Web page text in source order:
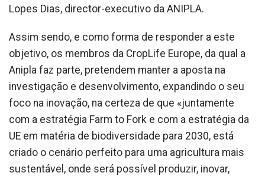
Lopes Dias, director-executivo da ANIPLA.
Assim sendo, e como forma de responder a este
objetivo, os membros da CropLife Europe, da qual a
Anipla faz parte, pretendem manter a aposta na
investigação e desenvolvimento, expandindo o seu
foco na inovação, na certeza de que «juntamente
com a estratégia Farm to Fork e com a estratégia da
UE em matéria de biodiversidade para 2030, está
criado o cenário perfeito para uma agricultura mais
sustentável, onde será possível produzir, inovar,